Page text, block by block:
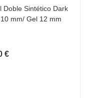
Doble Sintético Dark
mm/ Gel 12 mm
€